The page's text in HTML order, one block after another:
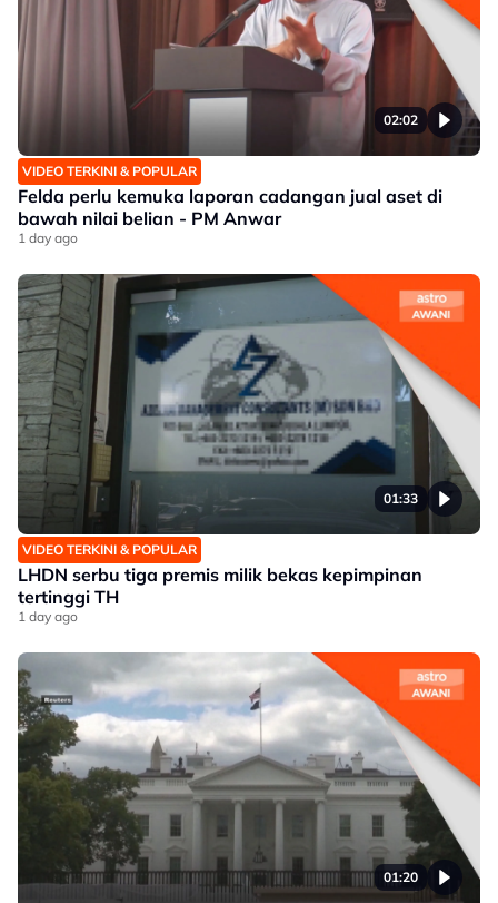
02:02
VIDEO TERKINI & POPULAR
Felda perlu kemuka laporan cadangan jual aset di
bawah nilai belian - PM Anwar
1 day ago
01:33
VIDEO TERKINI & POPULAR
LHDN serbu tiga premis milik bekas kepimpinan
tertinggi TH
1 day ago
01:20